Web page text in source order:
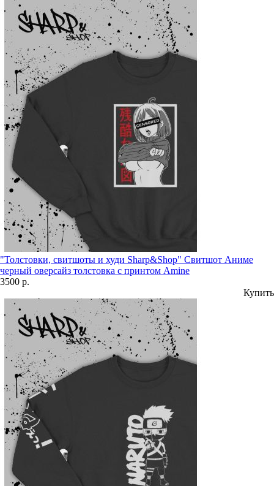
"Толстовки, свитшоты и худи Sharp&Shop" Свитшот Аниме
черный оверсайз толстовка с принтом Amine
3500 р.
Купить